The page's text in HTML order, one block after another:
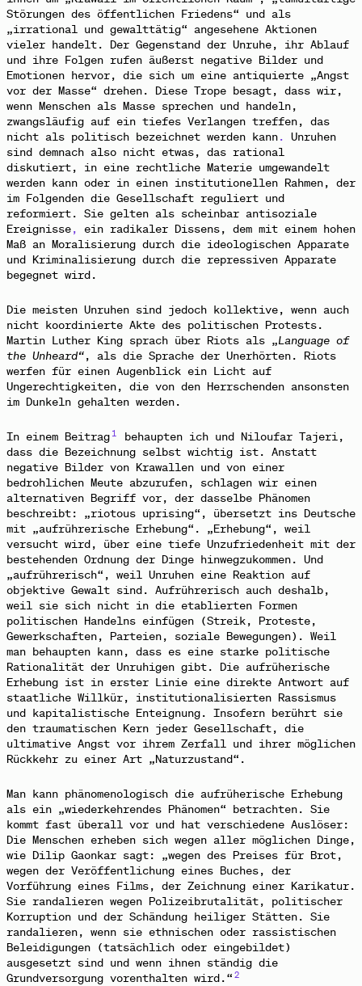
Störungen des öffentlichen Friedens“ und als
„irrational und gewalttätig“ angesehene Aktionen
vieler handelt. Der Gegenstand der Unruhe, ihr Ablauf
und ihre Folgen rufen äußerst negative Bilder und
Emotionen hervor, die sich um eine antiquierte „Angst
vor der Masse“ drehen. Diese Trope besagt, dass wir,
wenn Menschen als Masse sprechen und handeln,
zwangsläufig auf ein tiefes Verlangen treffen, das
nicht als politisch bezeichnet werden kann. Unruhen
sind demnach also nicht etwas, das rational
diskutiert, in eine rechtliche Materie umgewandelt
werden kann oder in einen institutionellen Rahmen, der
im Folgenden die Gesellschaft reguliert und
reformiert. Sie gelten als scheinbar antisoziale
Ereignisse, ein radikaler Dissens, dem mit einem hohen
Maß an Moralisierung durch die ideologischen Apparate
und Kriminalisierung durch die repressiven Apparate
begegnet wird.
Die meisten Unruhen sind jedoch kollektive, wenn auch
nicht koordinierte Akte des politischen Protests.
Martin Luther King sprach über Riots als „Language of
the Unheard“, als die Sprache der Unerhörten. Riots
werfen für einen Augenblick ein Licht auf
Ungerechtigkeiten, die von den Herrschenden ansonsten
im Dunkeln gehalten werden.
In einem Beitrag1 behaupten ich und Niloufar Tajeri,
dass die Bezeichnung selbst wichtig ist. Anstatt
negative Bilder von Krawallen und von einer
bedrohlichen Meute abzurufen, schlagen wir einen
alternativen Begriff vor, der dasselbe Phänomen
beschreibt: „riotous uprising“, übersetzt ins Deutsche
mit „aufrührerische Erhebung“. „Erhebung“, weil
versucht wird, über eine tiefe Unzufriedenheit mit der
bestehenden Ordnung der Dinge hinwegzukommen. Und
„aufrührerisch“, weil Unruhen eine Reaktion auf
objektive Gewalt sind. Aufrührerisch auch deshalb,
weil sie sich nicht in die etablierten Formen
politischen Handelns einfügen (Streik, Proteste,
Gewerkschaften, Parteien, soziale Bewegungen). Weil
man behaupten kann, dass es eine starke politische
Rationalität der Unruhigen gibt. Die aufrüherische
Erhebung ist in erster Linie eine direkte Antwort auf
staatliche Willkür, institutionalisierten Rassismus
und kapitalistische Enteignung. Insofern berührt sie
den traumatischen Kern jeder Gesellschaft, die
ultimative Angst vor ihrem Zerfall und ihrer möglichen
Rückkehr zu einer Art „Naturzustand“.
Man kann phänomenologisch die aufrüherische Erhebung
als ein „wiederkehrendes Phänomen“ betrachten. Sie
kommt fast überall vor und hat verschiedene Auslöser:
Die Menschen erheben sich wegen aller möglichen Dinge,
wie Dilip Gaonkar sagt: „wegen des Preises für Brot,
wegen der Veröffentlichung eines Buches, der
Vorführung eines Films, der Zeichnung einer Karikatur.
Sie randalieren wegen Polizeibrutalität, politischer
Korruption und der Schändung heiliger Stätten. Sie
randalieren, wenn sie ethnischen oder rassistischen
Beleidigungen (tatsächlich oder eingebildet)
ausgesetzt sind und wenn ihnen ständig die
Grundversorgung vorenthalten wird.“2